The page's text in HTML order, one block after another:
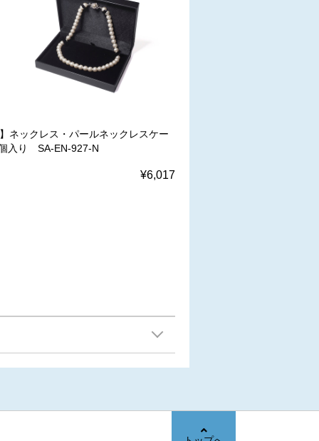
ネックレス・パールネックレスケー
入り SA-EN-927-N
¥6,017